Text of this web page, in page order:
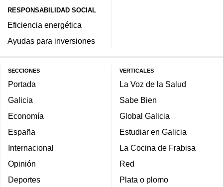
RESPONSABILIDAD SOCIAL
Eficiencia energética
Ayudas para inversiones
SECCIONES
Portada
Galicia
Economía
España
Internacional
Opinión
Deportes
VERTICALES
La Voz de la Salud
Sabe Bien
Global Galicia
Estudiar en Galicia
La Cocina de Frabisa
Red
Plata o plomo